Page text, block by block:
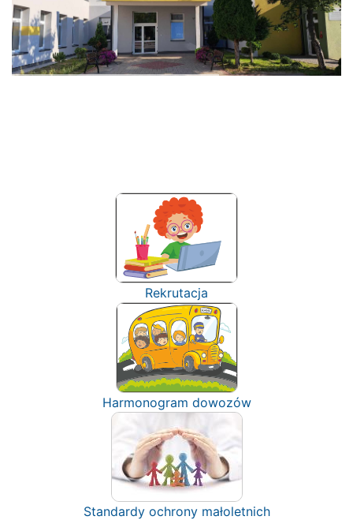
Rekrutacja
Harmonogram dowozów
Standardy ochrony małoletnich